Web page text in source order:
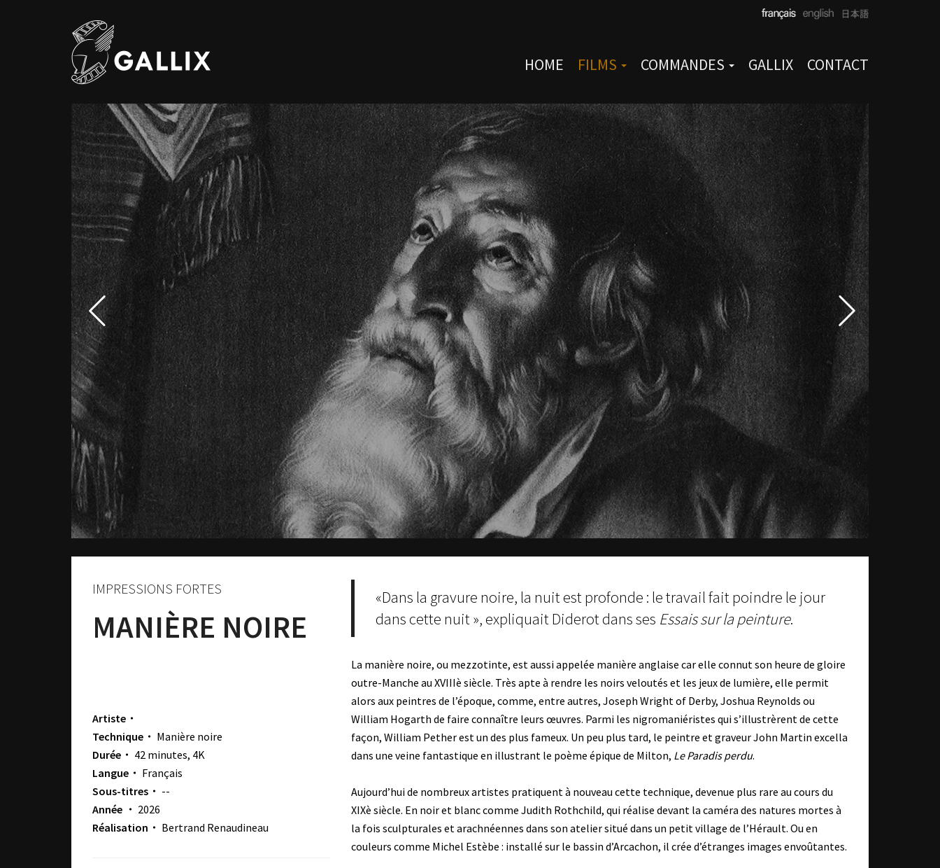
HOME FILMS COMMANDES GALLIX CONTACT
IMPRESSIONS FORTES
MANIÈRE NOIRE
Artiste・
Technique・ Manière noire
Durée・ 42 minutes, 4K
Langue・ Français
Sous-titres・ --
Année ・ 2026
Réalisation・ Bertrand Renaudineau
«Dans la gravure noire, la nuit est profonde : le travail fait poindre le jour
dans cette nuit », expliquait Diderot dans ses Essais sur la peinture.
La manière noire, ou mezzotinte, est aussi appelée manière anglaise car elle connut son heure de gloire
outre-Manche au XVIIIè siècle. Très apte à rendre les noirs veloutés et les jeux de lumière, elle permit
alors aux peintres de l’époque, comme, entre autres, Joseph Wright of Derby, Joshua Reynolds ou
William Hogarth de faire connaître leurs œuvres. Parmi les nigromaniéristes qui s’illustrèrent de cette
façon, William Pether est un des plus fameux. Un peu plus tard, le peintre et graveur John Martin excella
dans une veine fantastique en illustrant le poème épique de Milton, Le Paradis perdu.
Aujourd’hui de nombreux artistes pratiquent à nouveau cette technique, devenue plus rare au cours du
XIXè siècle. En noir et blanc comme Judith Rothchild, qui réalise devant la caméra des natures mortes à
la fois sculpturales et arachnéennes dans son atelier situé dans un petit village de l’Hérault. Ou en
couleurs comme Michel Estèbe : installé sur le bassin d’Arcachon, il crée d’étranges images envoûtantes.